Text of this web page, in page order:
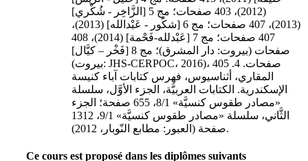
(2012)، 403 صفحات؛ مج 5 [الزَّاخِر - شُكْري]
(2013)، 407 صفحات؛ مج 6 [شكّور - عَبْدالله] (2013)،
407 صفحات؛ مج 7 [عَبْدلله-فَحْمة] (2014)، 408
صفحات (بيروت: دار المشرق)؛ مج 8 [فَخْر – كيَّال]
(بيروت: JHS-CERPOC، 2016)، 405 صفحات. 4.
المقاري، أثناسيوس، فهرس كتابات آباء كنيسة
الإسكندرية. الكتابات العربيَّة، الجزء الأوَّل، سلسلة
«مصادر طقوس كنسيَّة» 8/1، 655 صفحة؛ الجزء
الثَّاني، سلسلة «مصادر طقوس كنسيَّة» 9/1، 1312
صفحة (العبور: مطابع النّوبار، 2012).
Ce cours est proposé dans les diplômes suivants